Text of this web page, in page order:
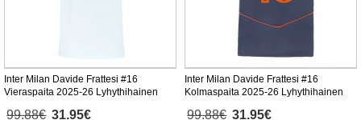
Inter Milan Davide Frattesi #16
Vieraspaita 2025-26 Lyhythihainen
99.88€ 31.95€
Inter Milan Davide Frattesi #16
Kolmaspaita 2025-26 Lyhythihainen
99.88€ 31.95€